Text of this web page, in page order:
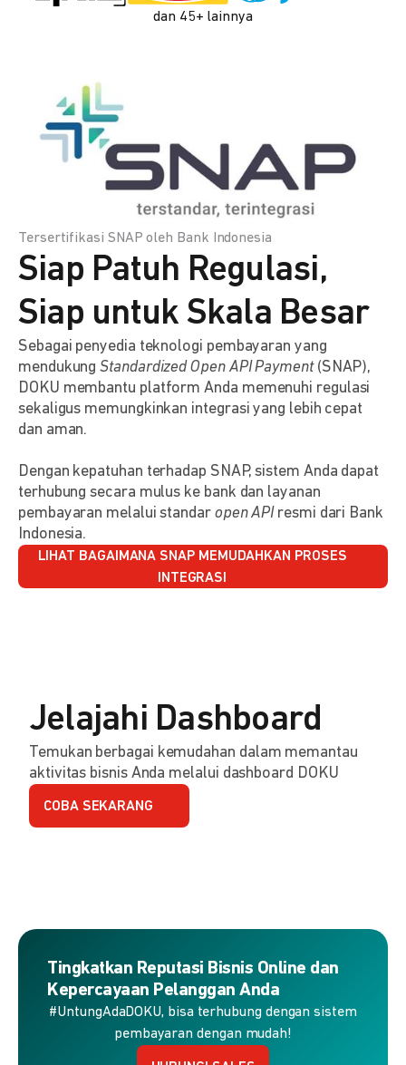
dan 45+ lainnya
Tersertifikasi SNAP oleh Bank Indonesia
Siap Patuh Regulasi,
Siap untuk Skala Besar
Sebagai penyedia teknologi pembayaran yang
mendukungStandardized Open API Payment(SNAP),
DOKU membantu platform Anda memenuhi regulasi
sekaligus memungkinkan integrasi yang lebih cepat
dan aman.
Dengan kepatuhan terhadap SNAP, sistem Anda dapat
terhubung secara mulus ke bank dan layanan
pembayaran melalui standar open APIresmi dari Bank
Indonesia.
LIHAT BAGAIMANA SNAP MEMUDAHKAN PROSES
INTEGRASI
Jelajahi Dashboard
Temukan berbagai kemudahan dalam memantau
aktivitas bisnis Anda melalui dashboard DOKU
COBA SEKARANG
Tingkatkan Reputasi Bisnis Online dan
Kepercayaan Pelanggan Anda
#UntungAdaDOKU, bisa terhubung dengan sistem
pembayaran dengan mudah!